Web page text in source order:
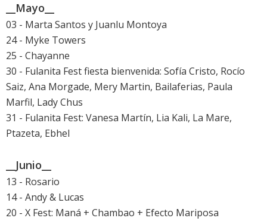
__Mayo__
03 - Marta Santos y Juanlu Montoya
24 - Myke Towers
25 - Chayanne
30 - Fulanita Fest fiesta bienvenida: Sofía Cristo, Rocío
Saiz, Ana Morgade, Mery Martin, Bailaferias, Paula
Marfil, Lady Chus
31 - Fulanita Fest: Vanesa Martín, Lia Kali, La Mare,
Ptazeta, Ebhel
__Junio__
13 - Rosario
14 - Andy & Lucas
20 - X Fest: Maná + Chambao + Efecto Mariposa